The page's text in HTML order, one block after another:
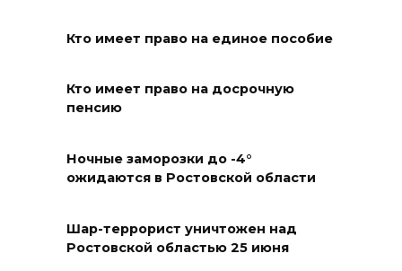
07 августа 2026 17:48
На Дону обсудили
взаимодействие участников
период ЕДГ-2026
07 августа 2026 17:14
В Ростове доходный дом
Емельяновых на Большой
Кто имеет право на единое пособие
Кто имеет право на досрочную
пенсию
Ночные заморозки до -4°
ожидаются в Ростовской области
Шар-террорист уничтожен над
Ростовской областью 25 июня